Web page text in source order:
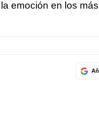
emoción en los